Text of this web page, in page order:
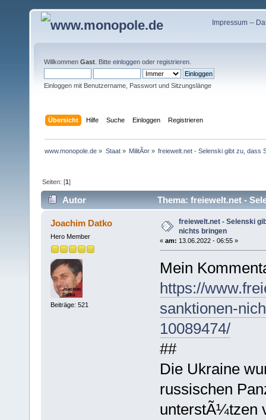
Impressum--
Willkommen Gast . Bitte einloggen oder registrieren
Einloggen mit Benutzername, Passwort und Sitzungslänge
Übersicht Hilfe Suche Einloggen Registrieren
www.monopole.de » Staat» MilitÃ¤r» freiewelt.net - Selenski gibt zu, dass
Seiten: [1]
Autor
Thema: freiewelt.net -
mal)
Joachim Datko
Hero Member
Beiträge: 521
freiewelt.net - Selenski
nichts bringen
« am: 13.06.2022 - 06:55 »
Mein
https://
sanktionen-
10089474/
##
Die Ukraine
russischen
unterstÃ¼tzen